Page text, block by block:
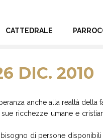
CATTEDRALE
DIC. 2010
anche alla realtà
ricchezze umane e
di persone